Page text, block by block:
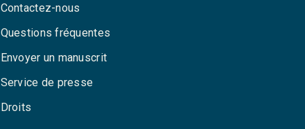
Contactez-nous
Questions fréquentes
Envoyer un manuscrit
Service de presse
Droits